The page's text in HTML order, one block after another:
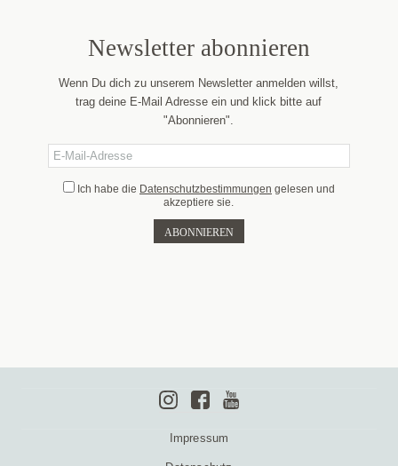
Newsletter abonnieren
Wenn Du dich zu unserem Newsletter anmelden willst,
trag deine E-Mail Adresse ein und klick bitte auf
"Abonnieren".
Ich habe die Datenschutzbestimmungen gelesen und
akzeptiere sie.
Impressum